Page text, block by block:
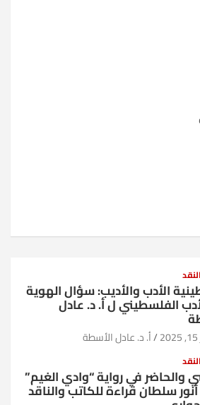
الأدب والأديب: سؤال الهوية
الفلسطيني ل أ. د. عادل
أ. د. عادل الأسطة
والحاضر في رواية “وادي الغيم”
سلطان قراءة للكاتب والناقد